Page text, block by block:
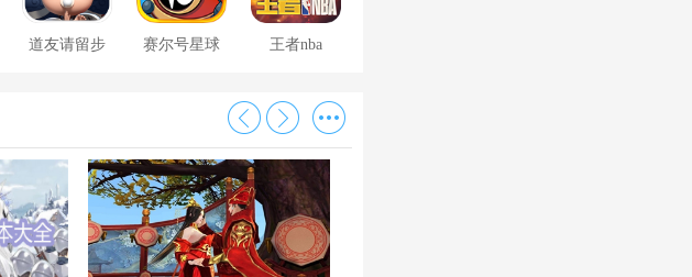
道友请留步 赛尔号星球 王者nba